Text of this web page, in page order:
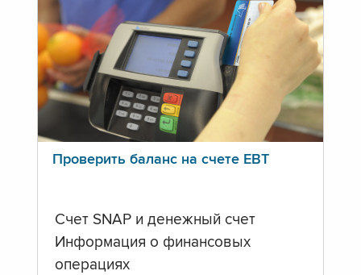
Проверить баланс на счете ЕВТ
Счет SNAP и денежный счет
Информация о финансовых
операциях